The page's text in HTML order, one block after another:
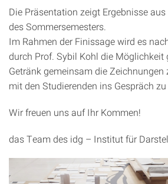
Die Präsentation zeigt Ergebnisse
des Sommersemesters.
Im Rahmen der Finissage wird es
durch Prof. Sybil Kohl die Möglichkeit
Getränk gemeinsam die Zeichnungen
mit den Studierenden ins Gespräch zu
Wir freuen uns auf Ihr Kommen!
das Team des idg – Institut für